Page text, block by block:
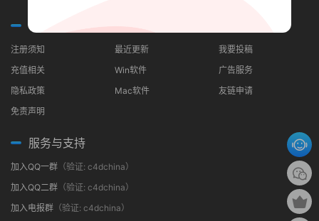
常见问题
注册须知
充值相关
隐私政策
免责声明
最近更新
Win软件
Mac软件
我要投稿
广告服务
友链申请
服务与支持
加入QQ一群 （验证: c4dchina）
加入QQ二群 （验证: c4dchina）
加入电报群 （验证: c4dchina）